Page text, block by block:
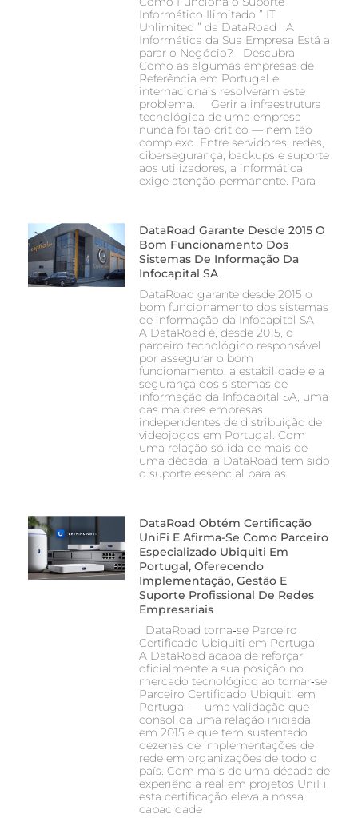
Informático Ilimitado ” IT
Unlimited ” da DataRoad A
Informática da Sua Empresa Está a
parar o Negócio? Descubra
Como as algumas empresas de
Referência em Portugal e
internacionais resolveram este
problema. Gerir a infraestrutura
tecnológica de uma empresa
nunca foi tão crítico — nem tão
complexo. Entre servidores, redes,
cibersegurança, backups e suporte
aos utilizadores, a informática
exige atenção permanente. Para
DataRoad Garante Desde 2015 O
Bom Funcionamento Dos
Sistemas De Informação Da
Infocapital SA
DataRoad garante desde 2015 o
bom funcionamento dos sistemas
de informação da Infocapital SA
A DataRoad é, desde 2015, o
parceiro tecnológico responsável
por assegurar o bom
funcionamento, a estabilidade e a
segurança dos sistemas de
informação da Infocapital SA, uma
das maiores empresas
independentes de distribuição de
videojogos em Portugal. Com
uma relação sólida de mais de
uma década, a DataRoad tem sido
o suporte essencial para as
DataRoad Obtém Certificação
UniFi E Afirma-Se Como Parceiro
Especializado Ubiquiti Em
Portugal, Oferecendo
Implementação, Gestão E
Suporte Profissional De Redes
Empresariais
DataRoad torna‑se Parceiro
Certificado Ubiquiti em Portugal
A DataRoad acaba de reforçar
oficialmente a sua posição no
mercado tecnológico ao tornar‑se
Parceiro Certificado Ubiquiti em
Portugal — uma validação que
consolida uma relação iniciada
em 2015 e que tem sustentado
dezenas de implementações de
rede em organizações de todo o
país. Com mais de uma década de
experiência real em projetos UniFi,
esta certificação eleva a nossa
capacidade